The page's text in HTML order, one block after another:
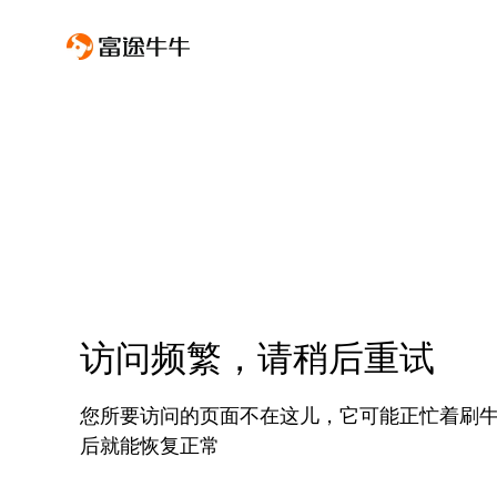
访问频繁，请稍后重试
您所要访问的页面不在这儿，它可能正忙着刷
后就能恢复正常